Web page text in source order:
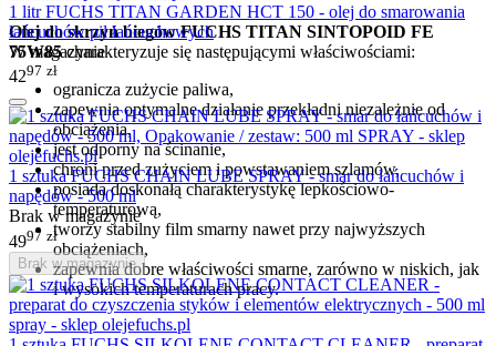
Olej do skrzyń biegów FUCHS TITAN SINTOPOID FE
75W85charakteryzuje się następującymi właściwościami:
ogranicza zużycie paliwa,
zapewnia optymalne działanie przekładni niezależnie od
obciążenia,
jest odporny na ścinanie,
chroni przed zużyciem i powstawaniem szlamów,
posiada doskonałą charakterystykę lepkościowo-
temperaturową,
tworzy stabilny film smarny nawet przy najwyższych
obciążeniach,
zapewnia dobre właściwości smarne, zarówno w niskich, jak
i wysokich temperaturach pracy.
1 litr FUCHS TITAN GARDEN HCT 150 - olej do smarowania
łańcuchów pił łańcuchowych
W magazynie
4297 zł
1 sztuka FUCHS CHAIN LUBE SPRAY - smar do łańcuchów i
napędów - 500 ml
Brak w magazynie
4997 zł
Brak w magazynie